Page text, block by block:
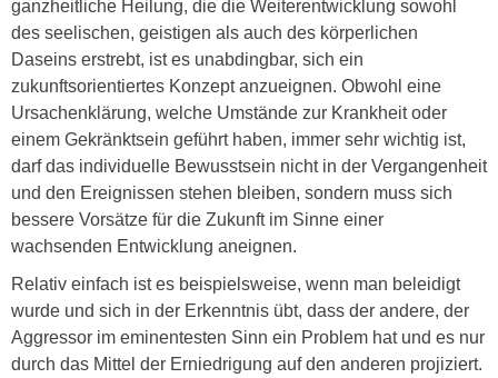
ganzheitliche Heilung, die die Weiterentwicklung sowohl
des seelischen, geistigen als auch des körperlichen
Daseins erstrebt, ist es unabdingbar, sich ein
zukunftsorientiertes Konzept anzueignen. Obwohl eine
Ursachenklärung, welche Umstände zur Krankheit oder
einem Gekränktsein geführt haben, immer sehr wichtig ist,
darf das individuelle Bewusstsein nicht in der Vergangenheit
und den Ereignissen stehen bleiben, sondern muss sich
bessere Vorsätze für die Zukunft im Sinne einer
wachsenden Entwicklung aneignen.
Relativ einfach ist es beispielsweise, wenn man beleidigt
wurde und sich in der Erkenntnis übt, dass der andere, der
Aggressor im eminentesten Sinn ein Problem hat und es nur
durch das Mittel der Erniedrigung auf den anderen projiziert.